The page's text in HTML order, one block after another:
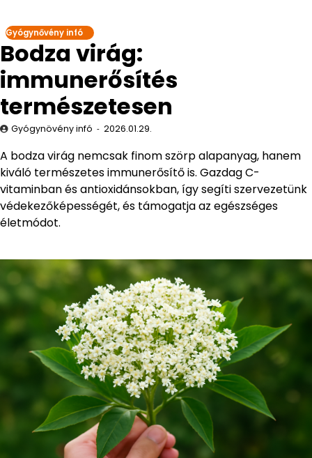
Gyógynővény infó
Bodza virág:
immunerősítés
természetesen
Gyógynövény infó 2026.01.29.
A bodza virág nemcsak finom szörp alapanyag, hanem
kiváló természetes immunerősítő is. Gazdag C-
vitaminban és antioxidánsokban, így segíti szervezetünk
védekezőképességét, és támogatja az egészséges
életmódot.